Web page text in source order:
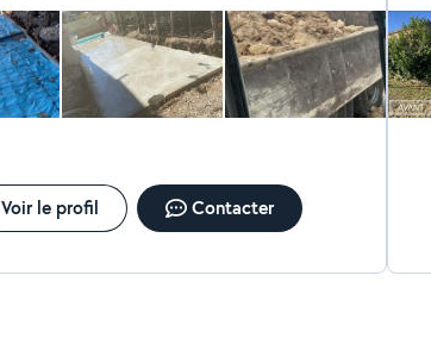
Voir le profil Contacter
projets. Nous